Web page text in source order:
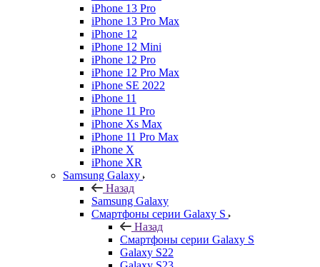
iPhone 13 Pro
iPhone 13 Pro Max
iPhone 12
iPhone 12 Mini
iPhone 12 Pro
iPhone 12 Pro Max
iPhone SE 2022
iPhone 11
iPhone 11 Pro
iPhone Xs Max
iPhone 11 Pro Max
iPhone X
iPhone XR
Samsung Galaxy
Назад
Samsung Galaxy
Смартфоны серии Galaxy S
Назад
Смартфоны серии Galaxy S
Galaxy S22